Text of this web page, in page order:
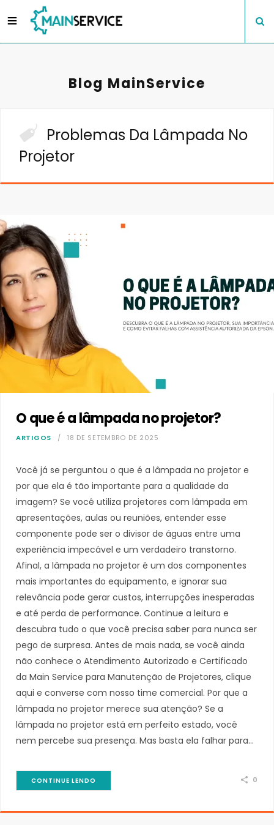
Blog MainService
Problemas Da Lâmpada No
Projetor
O que é a lâmpada no projetor?
ARTIGOS 18 DE SETEMBRO DE 2025
Você já se perguntou o que é a lâmpada no projetor e
por que ela é tão importante para a qualidade da
imagem? Se você utiliza projetores com lâmpada em
apresentações, aulas ou reuniões, entender esse
componente pode ser o divisor de águas entre uma
experiência impecável e um verdadeiro transtorno.
Afinal, a lâmpada no projetor é um dos componentes
mais importantes do equipamento, e ignorar sua
relevância pode gerar custos, interrupções inesperadas
e até perda de performance. Continue a leitura e
descubra tudo o que você precisa saber para nunca ser
pego de surpresa. Antes de mais nada, se você ainda
não conhece o Atendimento Autorizado e Certificado
da Main Service para Manutenção de Projetores, clique
aqui e converse com nosso time comercial. Por que a
lâmpada no projetor merece sua atenção? Se a
lâmpada no projetor está em perfeito estado, você
nem percebe sua presença. Mas basta ela falhar para…
CONTINUE LENDO 0